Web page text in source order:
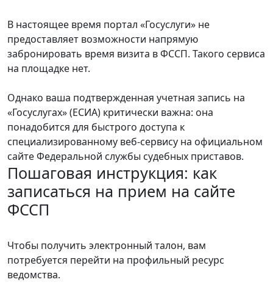
В настоящее время портал «Госуслуги» не
предоставляет возможности напрямую
забронировать время визита в ФССП. Такого сервиса
на площадке нет.
Однако ваша подтвержденная учетная запись на
«Госуслугах» (ЕСИА) критически важна: она
понадобится для быстрого доступа к
специализированному веб-сервису на официальном
сайте Федеральной службы судебных приставов.
Пошаговая инструкция: как
записаться на прием на сайте
ФССП
Чтобы получить электронный талон, вам
потребуется перейти на профильный ресурс
ведомства.